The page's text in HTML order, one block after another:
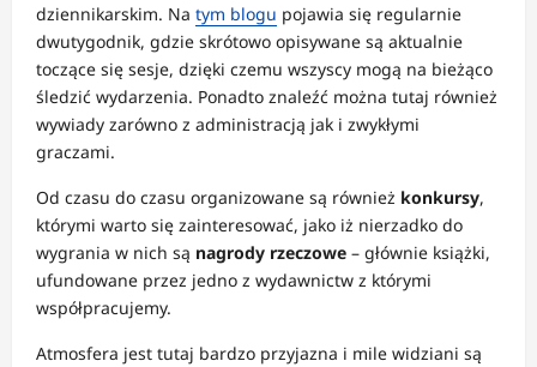
dziennikarskim. Na tym blogu pojawia się regularnie
dwutygodnik, gdzie skrótowo opisywane są aktualnie
toczące się sesje, dzięki czemu wszyscy mogą na bieżąco
śledzić wydarzenia. Ponadto znaleźć można tutaj również
wywiady zarówno z administracją jak i zwykłymi
graczami.
Od czasu do czasu organizowane są również konkursy,
którymi warto się zainteresować, jako iż nierzadko do
wygrania w nich są nagrody rzeczowe – głównie książki,
ufundowane przez jedno z wydawnictw z którymi
współpracujemy.
Atmosfera jest tutaj bardzo przyjazna i mile widziani są